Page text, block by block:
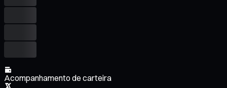
Acompanhamento de carteira